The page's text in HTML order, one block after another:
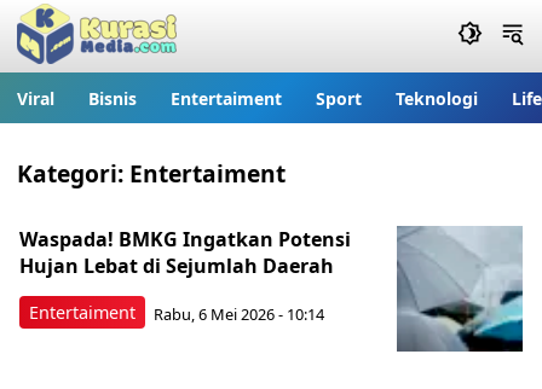
Viral Bisnis Entertaiment Sport Teknologi
Kategori: Entertaiment
Entertaiment
Waspada! BMKG Ingatkan Potensi
Hujan Lebat di Sejumlah Daerah
Rabu, 6 Mei 2026 - 10:14